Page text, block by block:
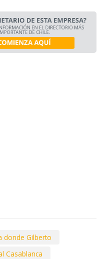
donde Gilberto
Casablanca